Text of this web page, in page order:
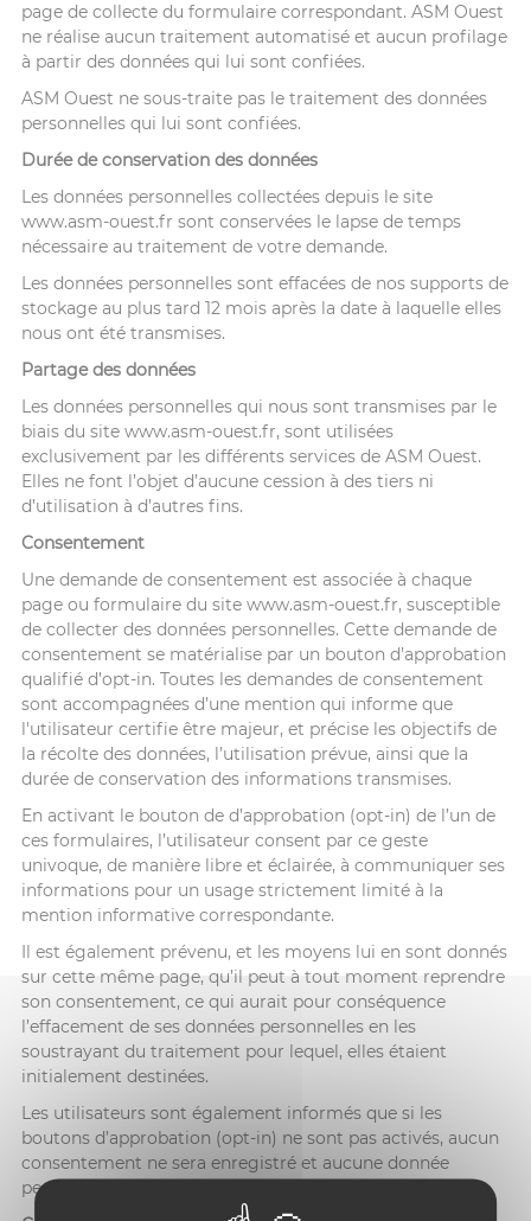
page de collecte du formulaire correspondant. ASM Ouest
ne réalise aucun traitement automatisé et aucun profilage
à partir des données qui lui sont confiées.
ASM Ouest ne sous-traite pas le traitement des données
personnelles qui lui sont confiées.
Durée de conservation des données
Les données personnelles collectées depuis le site
www.asm-ouest.fr sont conservées le lapse de temps
nécessaire au traitement de votre demande.
Les données personnelles sont effacées de nos supports de
stockage au plus tard 12 mois après la date à laquelle elles
nous ont été transmises.
Partage des données
Les données personnelles qui nous sont transmises par le
biais du site www.asm-ouest.fr, sont utilisées
exclusivement par les différents services de ASM Ouest.
Elles ne font l’objet d’aucune cession à des tiers ni
d’utilisation à d’autres fins.
Consentement
Une demande de consentement est associée à chaque
page ou formulaire du site www.asm-ouest.fr, susceptible
de collecter des données personnelles. Cette demande de
consentement se matérialise par un bouton d’approbation
qualifié d’opt-in. Toutes les demandes de consentement
sont accompagnées d’une mention qui informe que
l'utilisateur certifie être majeur, et précise les objectifs de
la récolte des données, l’utilisation prévue, ainsi que la
durée de conservation des informations transmises.
En activant le bouton de d’approbation (opt-in) de l’un de
ces formulaires, l’utilisateur consent par ce geste
univoque, de manière libre et éclairée, à communiquer ses
informations pour un usage strictement limité à la
mention informative correspondante.
Il est également prévenu, et les moyens lui en sont donnés
sur cette même page, qu’il peut à tout moment reprendre
son consentement, ce qui aurait pour conséquence
l’effacement de ses données personnelles en les
soustrayant du traitement pour lequel, elles étaient
initialement destinées.
Les utilisateurs sont également informés que si les
boutons d’approbation (opt-in) ne sont pas activés, aucun
consentement ne sera enregistré et aucune donnée
personnelle ne sera transmise.